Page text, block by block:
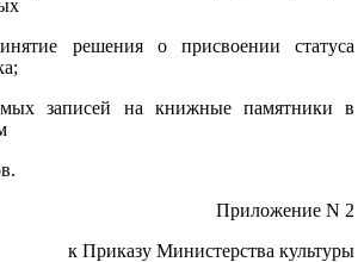
решения о присвоении статуса
записей на книжные памятники в
Приложение N 2
к Приказу Министерства культуры